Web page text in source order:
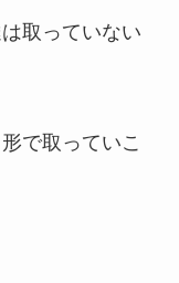
取っていない
で取っていこ